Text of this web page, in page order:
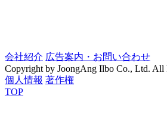
会社紹介 広告案内・お問い合わせ
Copyright by JoongAng Ilbo Co., Ltd. All
個人情報 著作権
TOP